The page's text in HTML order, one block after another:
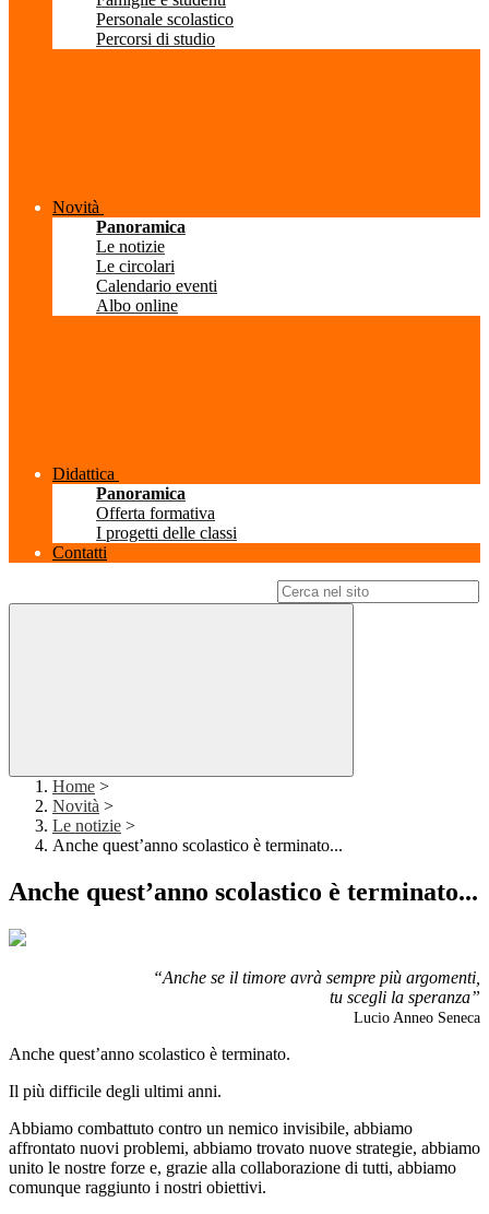
Personale scolastico
Percorsi di studio
Novità
Panoramica
Le notizie
Le circolari
Calendario eventi
Albo online
Didattica
Panoramica
Offerta formativa
I progetti delle classi
Contatti
Home >
Novità >
Le notizie >
Anche quest’anno scolastico è terminato...
Anche quest’anno scolastico è terminato...
“Anche se il timore avrà sempre più argomenti,
tu scegli la speranza”
Lucio Anneo Seneca
Anche quest’anno scolastico è terminato.
Il più difficile degli ultimi anni.
Abbiamo combattuto contro un nemico invisibile, abbiamo
affrontato nuovi problemi, abbiamo trovato nuove strategie, abbiamo
unito le nostre forze e, grazie alla collaborazione di tutti, abbiamo
comunque raggiunto i nostri obiettivi.